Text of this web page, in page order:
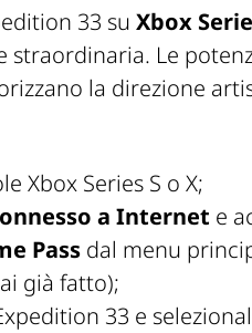
33 su Xbox
straordinaria. Le
la direzione
Xbox Series S o X;
a Internet e
Pass dal menu
già fatto);
33 e